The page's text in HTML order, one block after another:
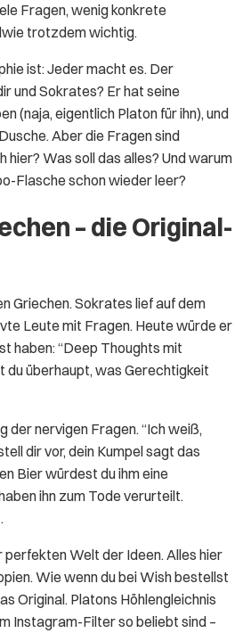
Fragen, wenig konkrete
trotzdem wichtig.
ist: Jeder macht es. Der
und Sokrates? Er hat seine
(naja, eigentlich Platon für ihn), und
Aber die Fragen sind
hier? Was soll das alles? Und warum
Flasche schon wieder leer?
– die Original-
Griechen. Sokrates lief auf dem
Leute mit Fragen. Heute würde er
haben: “Deep Thoughts mit
du überhaupt, was Gerechtigkeit
der nervigen Fragen. “Ich weiß,
dir vor, dein Kumpel sagt das
Bier würdest du ihm eine
ihn zum Tode verurteilt.
Welt der Ideen. Alles hier
Wie wenn du bei Wish bestellst
Original. Platons Höhlengleichnis
Instagram-Filter so beliebt sind –